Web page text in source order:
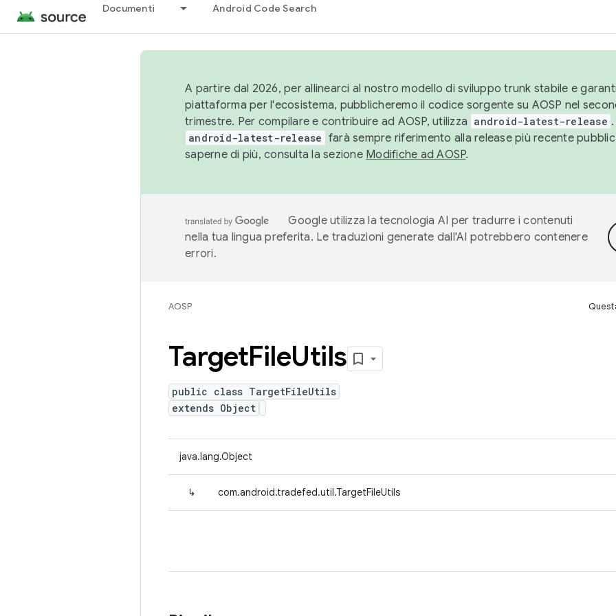
Documenti Android Code Search
A partire dal 2026, per allinearci al nostro modello di sviluppo trunk stabile e
piattaforma per l'ecosistema, pubblicheremo il codice sorgente su AOSP nel
trimestre. Per compilare e contribuire ad AOSP, utilizza android-latest-release
android-latest-release farà sempre riferimento alla release più recente
saperne di più, consulta la sezione Modifiche ad AOSP.
Google utilizza la tecnologia AI per tradurre i contenuti
nella tua lingua preferita. Le traduzioni generate dall'AI potrebbero contenere
errori.
AOSP
TargetFileUtils
public class TargetFileUtils
extends Object
java.lang.Object
↳ com.android.tradefed.util.TargetFileUtils